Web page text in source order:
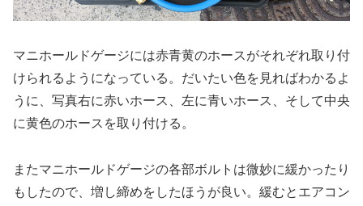
マニホールドゲージには赤青黄のホースがそれぞれ取り付
けられるようになっている。だいたい色を見ればわかるよ
うに、写真右に赤いホース、左に青いホース、そして中央
に黄色のホースを取り付ける。
またマニホールドゲージの各部ボルトは微妙に緩かったり
もしたので、増し締めをしたほうが良い。緩むとエアコン